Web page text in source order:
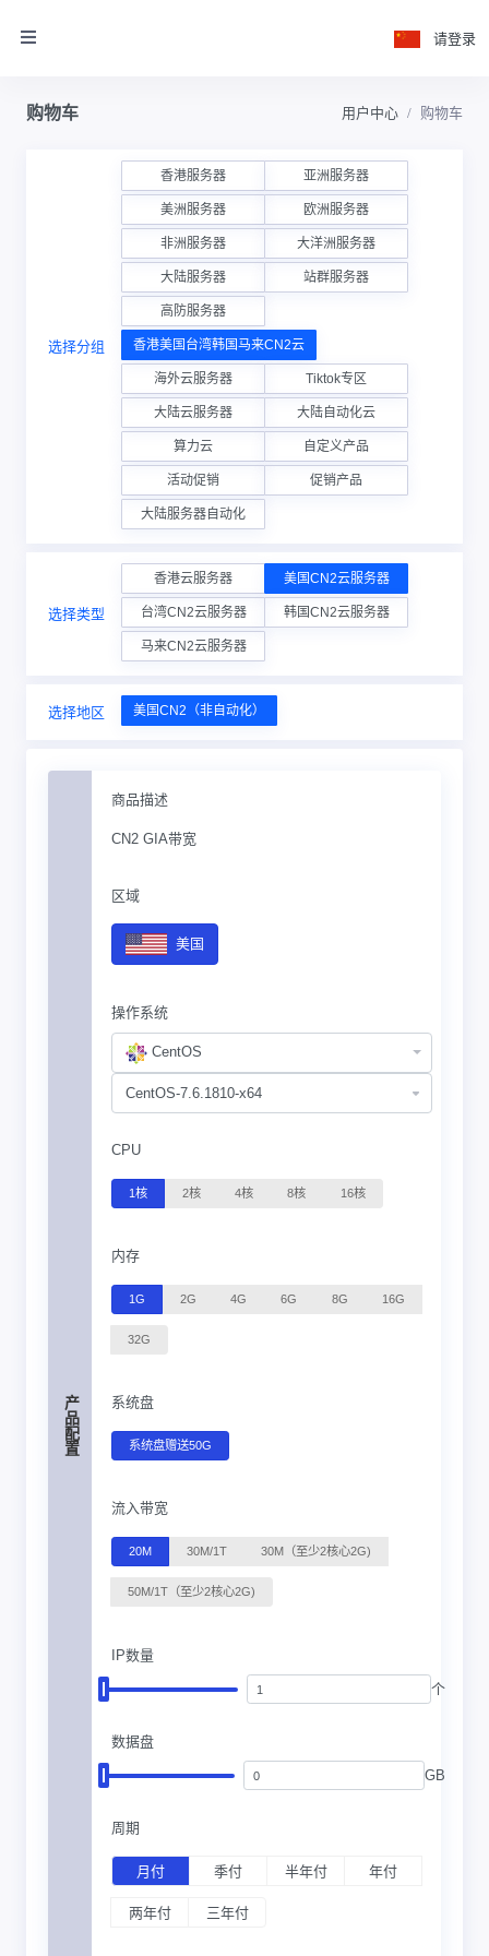
请登录
购物车 用户中心 购物车
选择分组
香港服务器 亚洲服务器
美洲服务器 欧洲服务器
非洲服务器 大洋洲服务器
大陆服务器 站群服务器
高防服务器
香港美国台湾韩国马来CN2云
海外云服务器 Tiktok专区
大陆云服务器 大陆自动化云
算力云 自定义产品
活动促销 促销产品
大陆服务器自动化
选择类型
香港云服务器 美国CN2云服务器
台湾CN2云服务器 韩国CN2云服务器
马来CN2云服务器
选择地区 美国CN2（非自动化）
产品配置
商品描述
CN2 GIA带宽
区域
美国
操作系统
CentOS
CPU
1核 2核 4核 8核 16核
内存
1G 2G 4G 6G 8G 16G
32G
系统盘
系统盘赠送50G
流入带宽
20M 30M/1T 30M（至少2核心2G)
50M/1T（至少2核心2G)
IP数量
个
数据盘
GB
周期
月付 季付 半年付 年付
两年付 三年付